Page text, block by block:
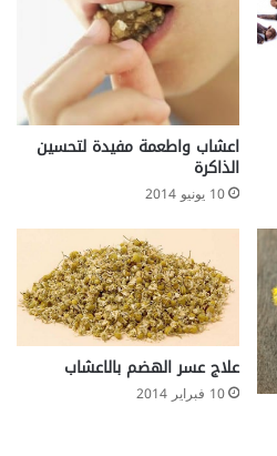
اعشاب واطعمة مفيدة لتحسين
الذاكرة
10 يونيو 2014
علاج عسر الهضم بالاعشاب
10 فبراير 2014